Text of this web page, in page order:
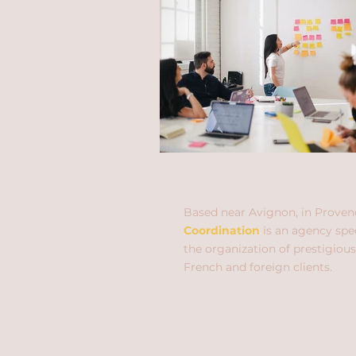
Based near Avignon, in
Coordination is an agency
the organization of
French and foreign clients.